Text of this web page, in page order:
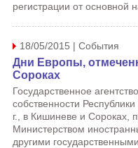
регистрации от основной
18/05/2015 | События
Дни Европы,
Сороках
Государственное
собственности
г., в Кишиневе и Сороках,
Министерством
другими